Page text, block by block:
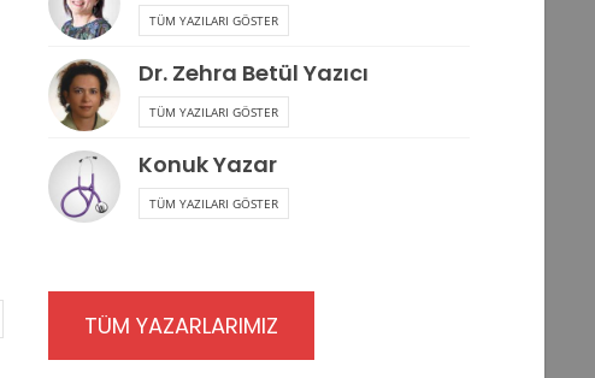
TÜM YAZILARI GÖSTER
Dr. Zehra Betül Yazıcı
TÜM YAZILARI GÖSTER
Konuk Yazar
TÜM YAZILARI GÖSTER
TÜM YAZARLARIMIZ